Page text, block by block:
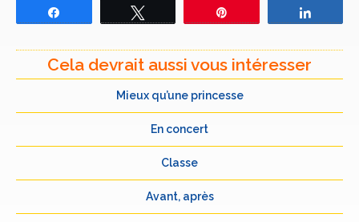
Cela devrait aussi vous intéresser
Mieux qu’une princesse
En concert
Classe
Avant, après